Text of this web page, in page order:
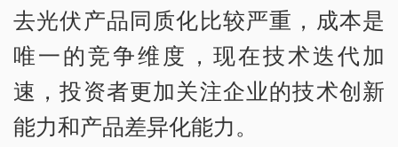
去光伏产品同质化比较严重，成本是
唯一的竞争维度，现在技术迭代加
速，投资者更加关注企业的技术创新
能力和产品差异化能力。